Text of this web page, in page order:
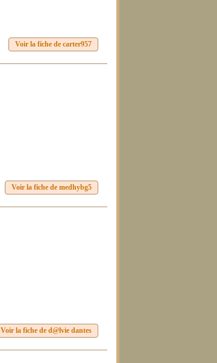
Voir la fiche de carter957
Voir la fiche de medhybg5
Voir la fiche de d@lvie dantes